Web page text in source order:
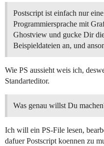
Postscript ist einfach nur eine
Programmiersprache mit
Ghostview und gucke Dir
Beispieldateien an, und
Wie PS aussieht weis ich,
Standarteditor.
Was genau willst Du
Ich will ein PS-File lesen,
dafuer Postscript koennen zu